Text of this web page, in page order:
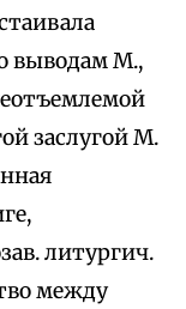
выводам М.,
заслугой М.
литургич.
между